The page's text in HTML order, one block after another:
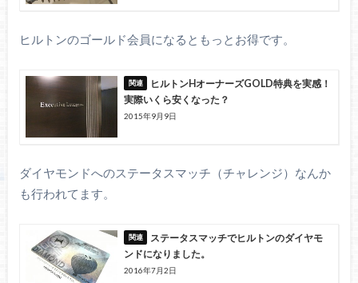
ヒルトンのゴールド会員になるともっとお得です。
ヒルトンHオーナーズGOLD特典を実感！
実際いくら安くなった？
2015年9月9日
ダイヤモンドへのステータスマッチ（チャレンジ）なんか
も行われてます。
ステータスマッチでヒルトンのダイヤモ
ンドになりました。
2016年7月2日